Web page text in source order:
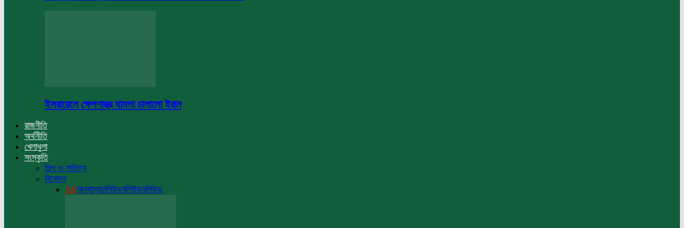
ইসরায়েলে ক্ষেপণাস্ত্র হামলা চালালো ইরান
রাজনীতি
অর্থনীতি
খেলাধুলা
সংস্কৃতি
শিল্প ও সাহিত্য
বিনোদন
Allঅন্যান্যঢালিউডবলিউডহলিউড